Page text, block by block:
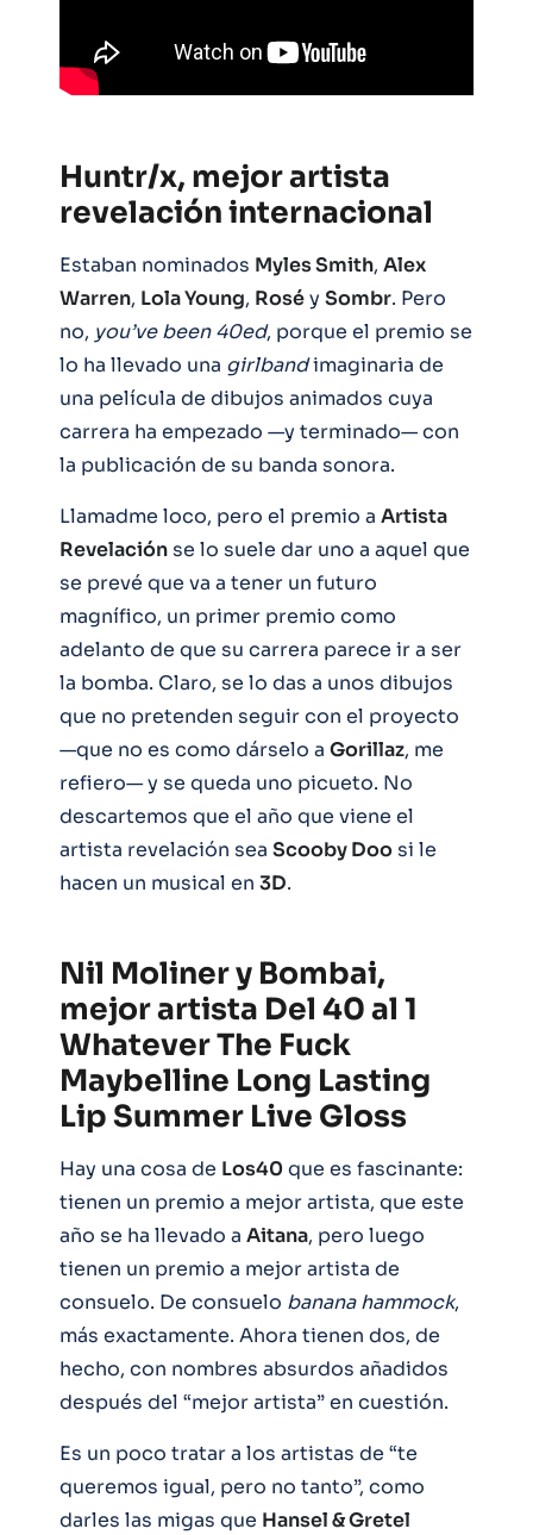
Huntr/x, mejor artista
revelación internacional
Estaban nominados Myles Smith, Alex
Warren, Lola Young, Roséy Sombr. Pero
no, you’ve been 40ed, porque el premio se
lo ha llevado una girlbandimaginaria de
una película de dibujos animados cuya
carrera ha empezado —y terminado— con
la publicación de su banda sonora.
Llamadme loco, pero el premio a Artista
Revelaciónse lo suele dar uno a aquel que
se prevé que va a tener un futuro
magnífico, un primer premio como
adelanto de que su carrera parece ir a ser
la bomba. Claro, se lo das a unos dibujos
que no pretenden seguir con el proyecto
—que no es como dárselo a Gorillaz, me
refiero— y se queda uno picueto. No
descartemos que el año que viene el
artista revelación sea Scooby Doosi le
hacen un musical en 3D.
Nil Moliner y Bombai,
mejor artista Del 40 al 1
Whatever The Fuck
Maybelline Long Lasting
Lip Summer Live Gloss
Hay una cosa de Los40 que es fascinante:
tienen un premio a mejor artista, que este
año se ha llevado a Aitana, pero luego
tienen un premio a mejor artista de
consuelo. De consuelo banana hammock,
más exactamente. Ahora tienen dos, de
hecho, con nombres absurdos añadidos
después del “mejor artista” en cuestión.
Es un poco tratar a los artistas de “te
queremos igual, pero no tanto”, como
darles las migas que Hansel & Gretel